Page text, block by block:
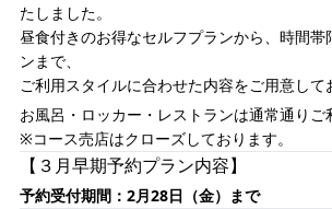
たしました。
昼食付きのお得なセルフプランから、時間帯
ンまで、
ご利用スタイルに合わせた内容をご用意して
お風呂・ロッカー・レストランは通常通りご
※コース売店はクローズしております。
【３月早期予約プラン内容】
予約受付期間：2月28日（金）まで